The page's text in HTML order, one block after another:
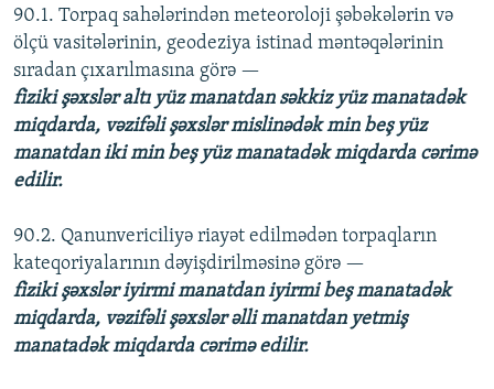
90.1. Torpaq sahələrindən meteoroloji şəbəkələrin və
ölçü vasitələrinin, geodeziya istinad məntəqələrinin
sıradan çıxarılmasına görə —
fiziki şəxslər altı yüz manatdan səkkiz yüz manatadək
miqdarda, vəzifəli şəxslər mislinədək min beş yüz
manatdan iki min beş yüz manatadək miqdarda cərimə
edilir.
90.2. Qanunvericiliyə riayət edilmədən torpaqların
kateqoriyalarının dəyişdirilməsinə görə —
fiziki şəxslər iyirmi manatdan iyirmi beş manatadək
miqdarda, vəzifəli şəxslər əlli manatdan yetmiş
manatadək miqdarda cərimə edilir.